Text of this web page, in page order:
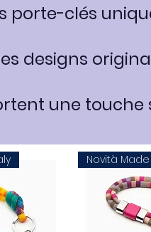
porte-clés
designs
une touche
Novità